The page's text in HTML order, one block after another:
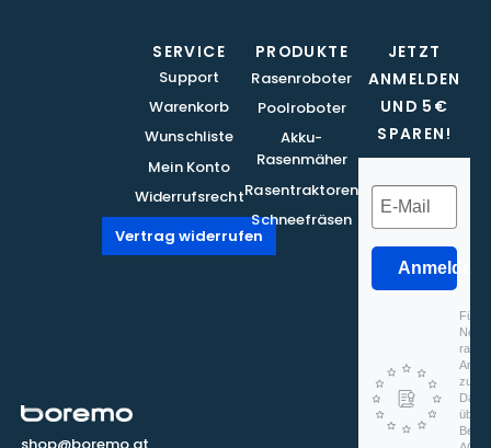
JETZT
ANMELDEN
UND 5€
SPAREN!
Anmelden
Für
zu,
SERVICE
Support
Warenkorb
Wunschliste
Mein Konto
Widerrufsrecht
Vertrag widerrufen
PRODUKTE
Rasenroboter
Poolroboter
Akku-
Rasenmäher
Rasentraktoren
Schneefräsen